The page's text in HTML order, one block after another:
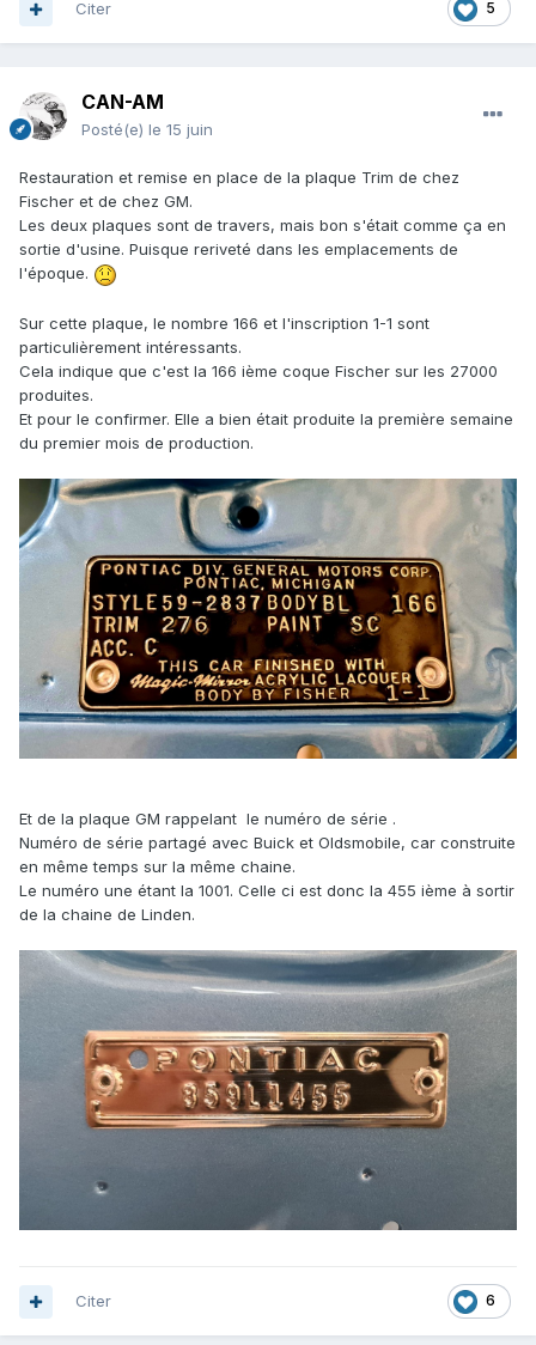
jonction du réservoir qui se trouve plus basse que le niveau
de carburant.
5
Citer
CAN-AM
Posté(e) le 15 juin
Restauration et remise en place de la plaque Trim de chez
Fischer et de chez GM.
Les deux plaques sont de travers, mais bon s'était comme ça en
sortie d'usine. Puisque reriveté dans les emplacements de
l'époque.
Sur cette plaque, le nombre 166 et l'inscription 1-1 sont
particulièrement intéressants.
Cela indique que c'est la 166 ième coque Fischer sur les 27000
produites.
Et pour le confirmer. Elle a bien était produite la première semaine
du premier mois de production.
Et de la plaque GM rappelant le numéro de série .
Numéro de série partagé avec Buick et Oldsmobile, car construite
en même temps sur la même chaine.
Le numéro une étant la 1001. Celle ci est donc la 455 ième à sortir
de la chaine de Linden.
6
Citer